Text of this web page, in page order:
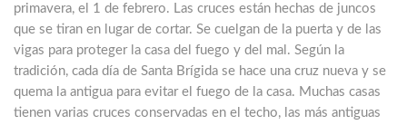
primavera, el 1 de febrero. Las cruces están hechas de juncos
que se tiran en lugar de cortar. Se cuelgan de la puerta y de las
vigas para proteger la casa del fuego y del mal. Según la
tradición, cada día de Santa Brígida se hace una cruz nueva y se
quema la antigua para evitar el fuego de la casa. Muchas casas
tienen varias cruces conservadas en el techo, las más antiguas